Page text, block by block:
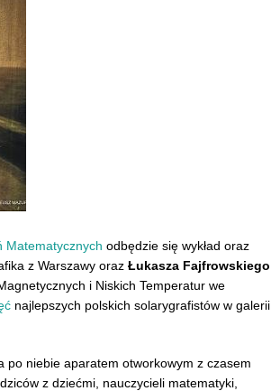
Matematycznych odbędzie się wykład oraz
z Warszawy oraz Łukasza Fajfrowskiego
i Niskich Temperatur we
najlepszych polskich solarygrafistów w galerii
po niebie aparatem otworkowym z czasem
z dziećmi, nauczycieli matematyki,